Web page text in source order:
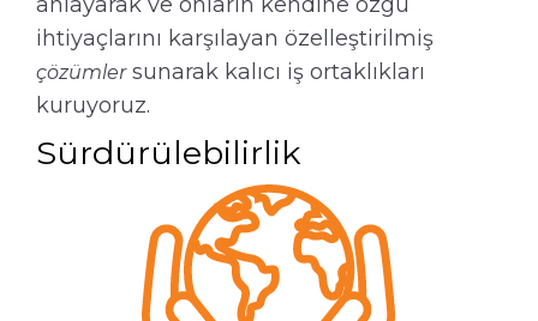
ihtiyaçlarını karşılayan özelleştirilmiş
çözümlersunarak kalıcı iş ortaklıkları
kuruyoruz.
Sürdürülebilirlik